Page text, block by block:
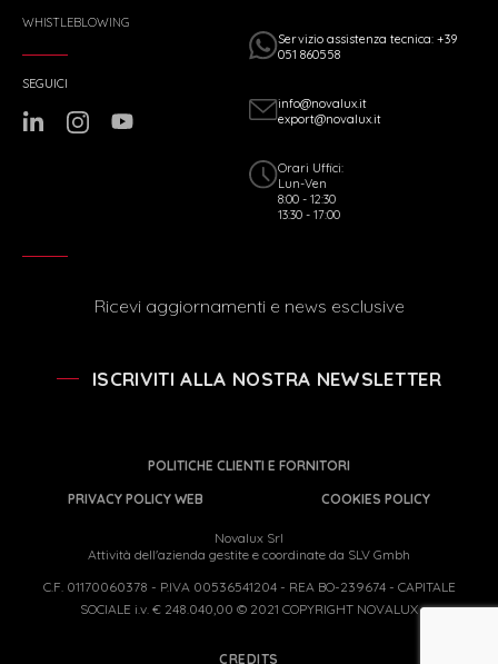
WHISTLEBLOWING
Servizio assistenza tecnica: +39
051 860558
info@novalux.it
export@novalux.it
Orari Uffici:
Lun-Ven
8:00 - 12:30
13:30 - 17:00
SEGUICI
Ricevi aggiornamenti e news esclusive
ISCRIVITI ALLA NOSTRA NEWSLETTER
POLITICHE CLIENTI E FORNITORI
PRIVACY POLICY WEB
COOKIES POLICY
Novalux Srl
Attività dell'azienda gestite e coordinate da SLV Gmbh
C.F. 01170060378 - P.IVA 00536541204 - REA BO-239674 - CAPITALE
SOCIALE i.v. € 248.040,00 © 2021 COPYRIGHT NOVALUX
CREDITS